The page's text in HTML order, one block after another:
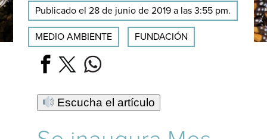
Publicado el 28 de junio de 2019 a las 3:55 pm.
MEDIO AMBIENTE FUNDACIÓN
Escucha el artículo